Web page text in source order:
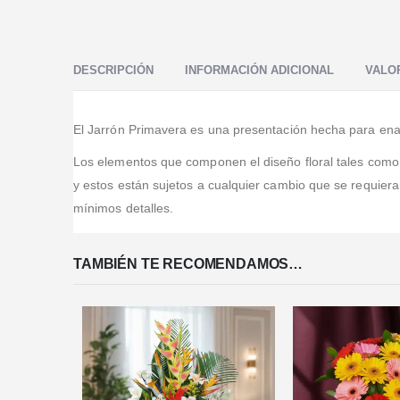
Más
DESCRIPCIÓN INFORMACIÓN ADICIONAL
El Jarrón Primavera es una presentación hecha para
Los elementos que componen el diseño floral tales
y estos están sujetos a cualquier cambio que se
mínimos detalles.
TAMBIÉN TE RECOMENDAMOS…